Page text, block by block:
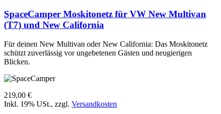
SpaceCamper Moskitonetz für VW New Multivan
(T7) und New California
Für deinen New Multivan oder New California: Das Moskitonetz
schützt zuverlässig vor ungebetenen Gästen und neugierigen
Blicken.
219,00 €
Inkl. 19% USt., zzgl. Versandkosten